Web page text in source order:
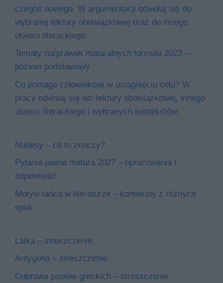
czegoś nowego. W argumentacji odwołaj się do
wybranej lektury obowiązkowej oraz do innego
utworu literackiego.
Tematy rozprawek maturalnych formuła 2023 –
poziom podstawowy
Co pomaga człowiekowi w osiągnięciu celu? W
pracy odwołaj się do: lektury obowiązkowej, innego
utworu literackiego i wybranych kontekstów.
Nudesy – co to znaczy?
Pytania jawne matura 2027 – opracowania i
odpowiedzi
Motyw tańca w literaturze – konteksty z różnych
epok
Lalka – streszczenie
Antygona – streszczenie
Odprawa posłów greckich – streszczenie